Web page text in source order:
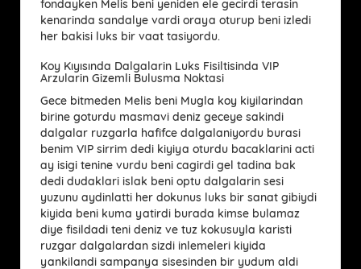
fondayken Melis beni yeniden ele gecirdi terasin
kenarinda sandalye vardi oraya oturup beni izledi
her bakisi luks bir vaat tasiyordu.
Koy Kıyısında Dalgalarin Luks Fisiltisinda VIP
Arzularin Gizemli Bulusma Noktasi
Gece bitmeden Melis beni Mugla koy kiyilarindan
birine goturdu masmavi deniz geceye sakindi
dalgalar ruzgarla hafifce dalgalaniyordu burasi
benim VIP sirrim dedi kiyiya oturdu bacaklarini acti
ay isigi tenine vurdu beni cagirdi gel tadina bak
dedi dudaklari islak beni optu dalgalarin sesi
yuzunu aydinlatti her dokunus luks bir sanat gibiydi
kiyida beni kuma yatirdi burada kimse bulamaz
diye fisildadi teni deniz ve tuz kokusuyla karisti
ruzgar dalgalardan sizdi inlemeleri kiyida
yankilandi sampanya sisesinden bir yudum aldi